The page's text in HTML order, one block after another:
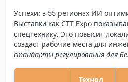
Успехи: в 55 регионах ИИ
Выставки как СТТ Expo
спецтехнику. Это повысит
создаст рабочие места для
стандарты регулирования для
Технол